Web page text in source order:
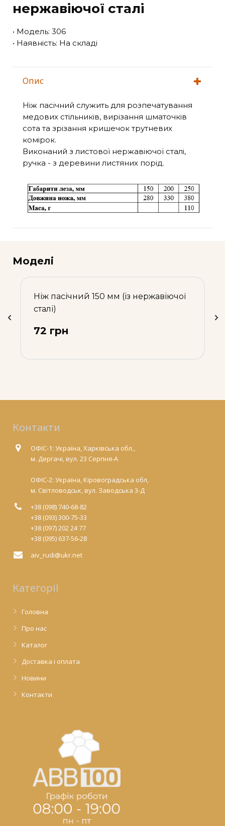
нержавіючої сталі
• Модель: 306
• Наявність: На складі
Опис
Ніж пасічний служить для розпечатування
медових стільників, вирізання шматочків
сота та зрізання кришечок трутневих
комірок.
Виконаний з листової нержавіючої сталі,
ручка - з деревини листяних порід.
Моделі
Ніж пасічний 150 мм (із нержавіючої
сталі)
72 грн
Контакти
ОФІС-1: Україна, Харківська обл.,
м. Дергачі, вул. 23 Серпня-А
ОФІС-2: Україна, Кіровоградська обл,
м. Світловодськ, вул. Заводська 3-Д
+38 (098) 740-68-82
+38 (093) 300-75-33
+38 (097) 202 24 77
+38 (095) 637-56-28
aiv_rudi@ukr.net
Категорії
Головна
Про нас
Каталог
Доставка і оплата
Новини
Контакти